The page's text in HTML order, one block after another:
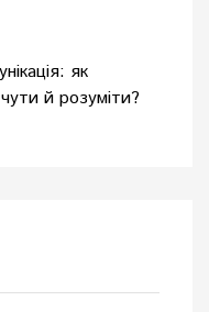
як
й розуміти?